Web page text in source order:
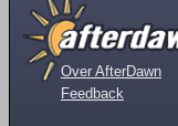
Over AfterDawn
Feedback